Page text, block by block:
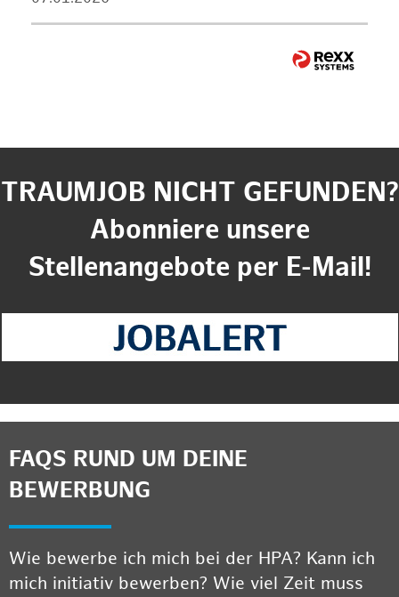
TRAUMJOB NICHT GEFUNDEN?
Abonniere unsere
Stellenangebote per E-Mail!
FAQS RUND UM DEINE
BEWERBUNG
Wie bewerbe ich mich bei der HPA? Kann ich
mich initiativ bewerben? Wie viel Zeit muss